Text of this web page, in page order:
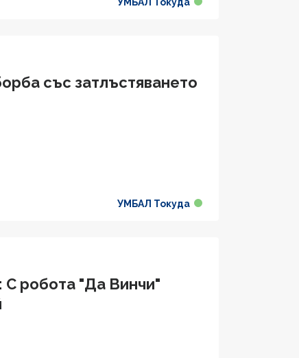
със затлъстяването
УМБАЛ Токуда
С робота "Да Винчи"